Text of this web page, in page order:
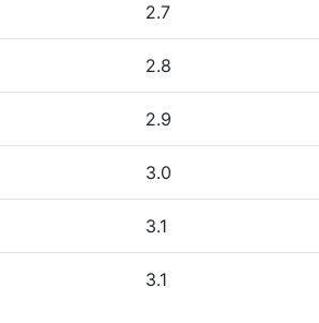
2.7
2.8
2.9
3.0
3.1
3.1